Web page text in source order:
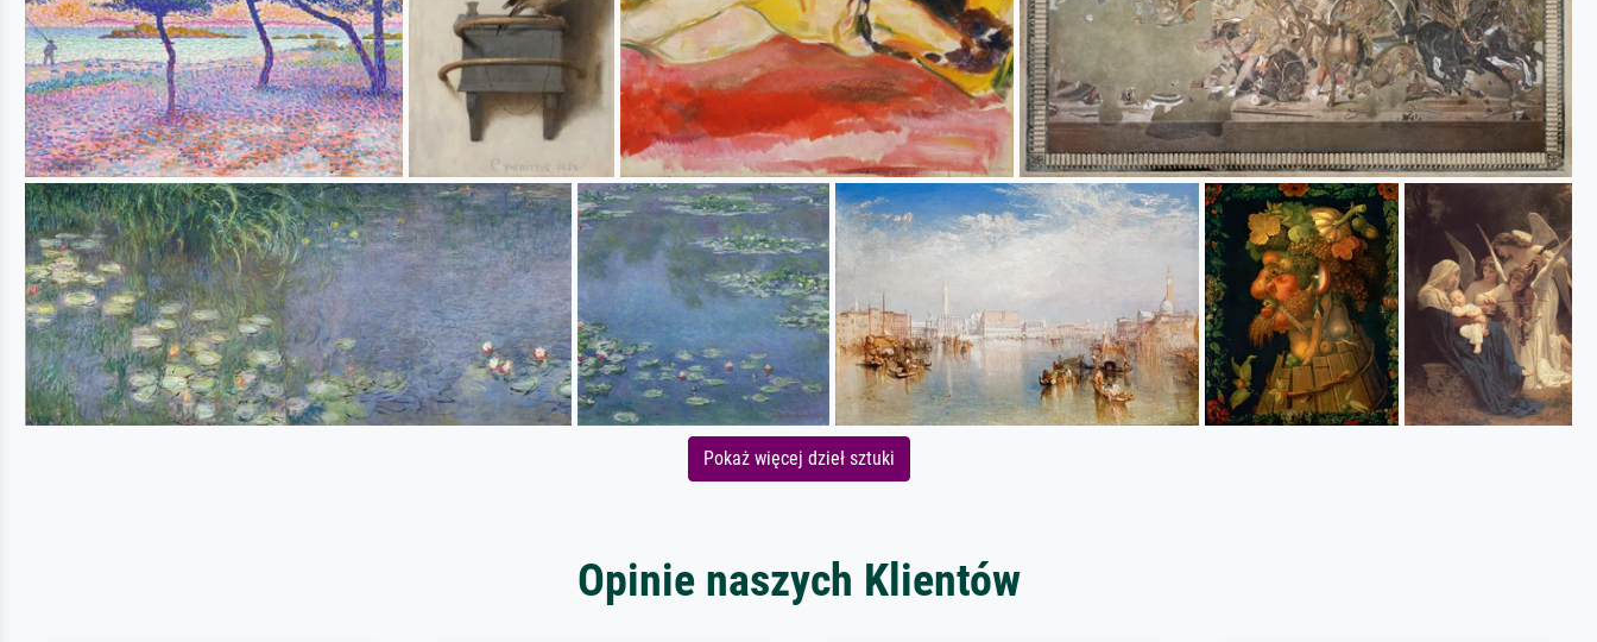
Pokaż więcej dzieł sztuki
Opinie naszych Klientów